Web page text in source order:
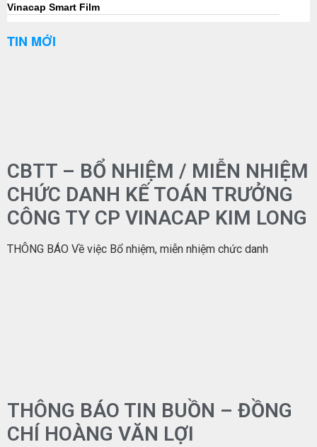
Vinacap Smart Film
TIN MỚI
CBTT – BỔ NHIỆM / MIỄN NHIỆM
CHỨC DANH KẾ TOÁN TRƯỞNG
CÔNG TY CP VINACAP KIM LONG
THÔNG BÁO Về việc Bổ nhiệm, miễn nhiệm chức danh
THÔNG BÁO TIN BUỒN – ĐỒNG
CHÍ HOÀNG VĂN LỢI